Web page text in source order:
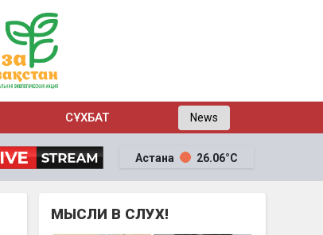
СҰХБАТ News
Астана 26.06°C
МЫСЛИ В СЛУХ!